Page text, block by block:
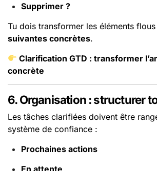
Supprimer ?
Tu dois transformer les éléments
suivantes concrètes.
Clarification GTD : transformer
concrète
6. Organisation : structurer
Les tâches clarifiées doivent être
système de confiance :
Prochaines actions
En attente